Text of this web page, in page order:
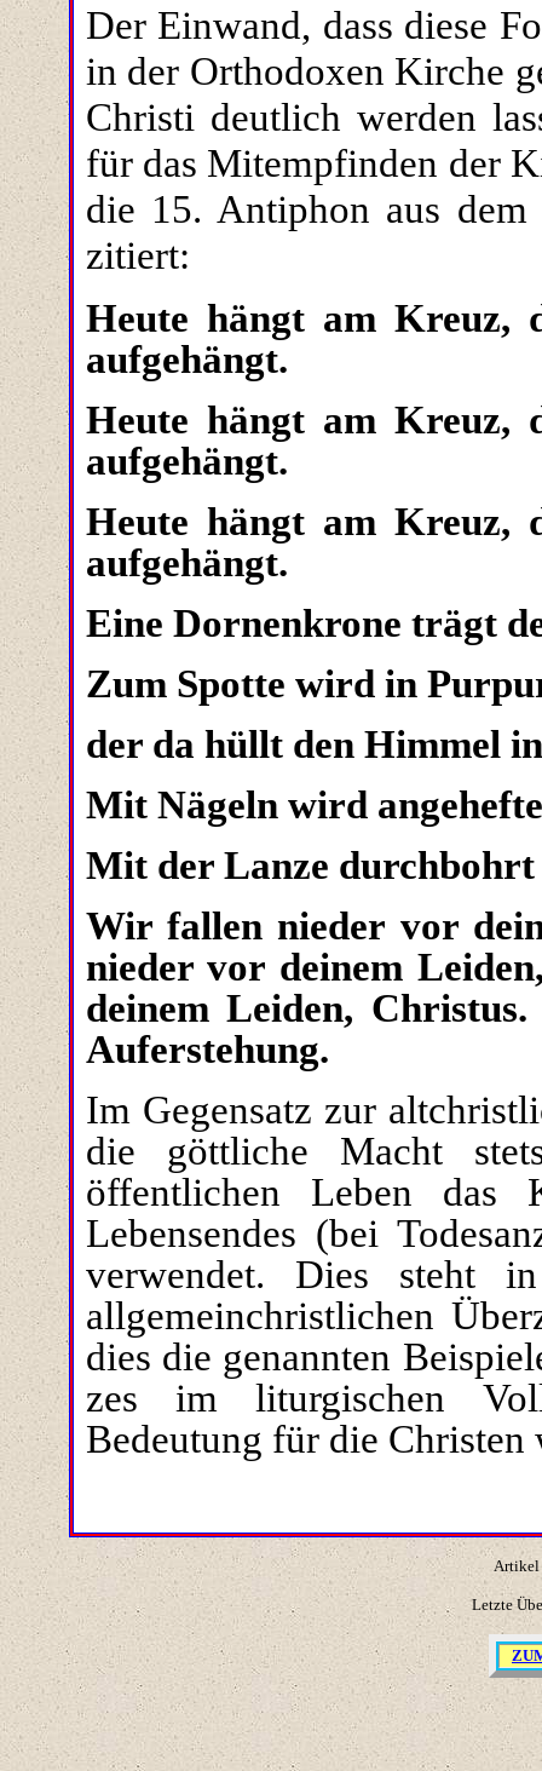
Der Einwand, dass diese
in der Orthodoxen Kirche
Christi deutlich werden
für das Mitempfinden der
die 15. Antiphon aus dem
zitiert:
Heute hängt am Kreuz,
aufgehängt.
Heute hängt am Kreuz,
aufgehängt.
Heute hängt am Kreuz,
aufgehängt.
Eine Dornenkrone trägt
Zum Spotte wird in
der da hüllt den Himmel
Mit Nägeln wird
Mit der Lanze
Wir fallen nieder vor
nieder vor deinem
deinem Leiden,
Auferstehung.
Im Gegensatz zur
die göttliche Macht
öffentlichen Leben das
Lebensendes (bei
verwendet. Dies steht
allgemeinchristlichen
dies die ge­nannten
zes im liturgischen
Bedeutung für die
Artikel
Letzte